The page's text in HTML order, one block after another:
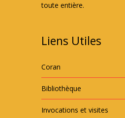
toute entière.
Liens Utiles
Coran
Bibliothèque
Invocations et visites